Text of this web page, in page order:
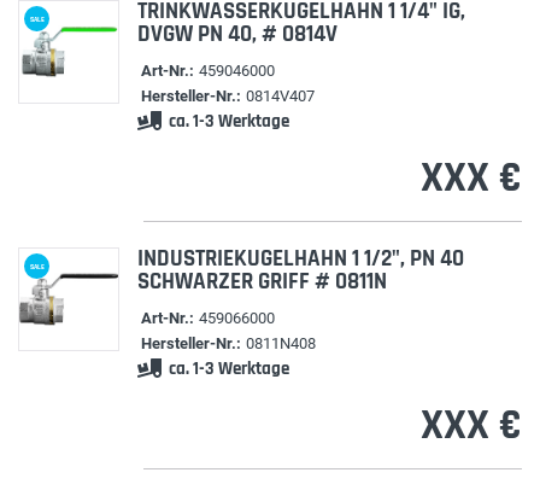
SALE TRINKWASSERKUGELHAHN 1 1/4" IG,
DVGW PN 40, # 0814V
Art-Nr.: 459046000
Hersteller-Nr.: 0814V407
ca. 1-3 Werktage
XXX €
SALE INDUSTRIEKUGELHAHN 1 1/2", PN 40
SCHWARZER GRIFF # 0811N
Art-Nr.: 459066000
Hersteller-Nr.: 0811N408
ca. 1-3 Werktage
XXX €